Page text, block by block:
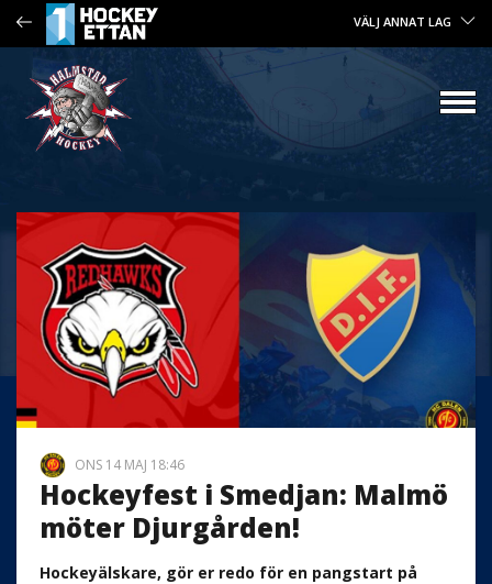
VÄLJ ANNAT LAG
ONS 14 MAJ 18:46
Hockeyfest i Smedjan: Malmö
möter Djurgården!
Hockeyälskare, gör er redo för en pangstart på